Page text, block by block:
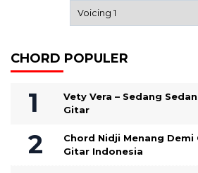
CHORD POPULER
Vety Vera – Sedang
Gitar
Chord Nidji Menang Demi
Gitar Indonesia